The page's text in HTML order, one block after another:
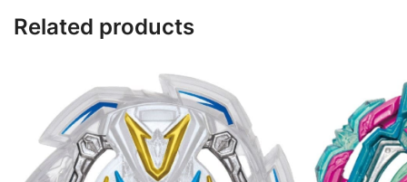
Related products